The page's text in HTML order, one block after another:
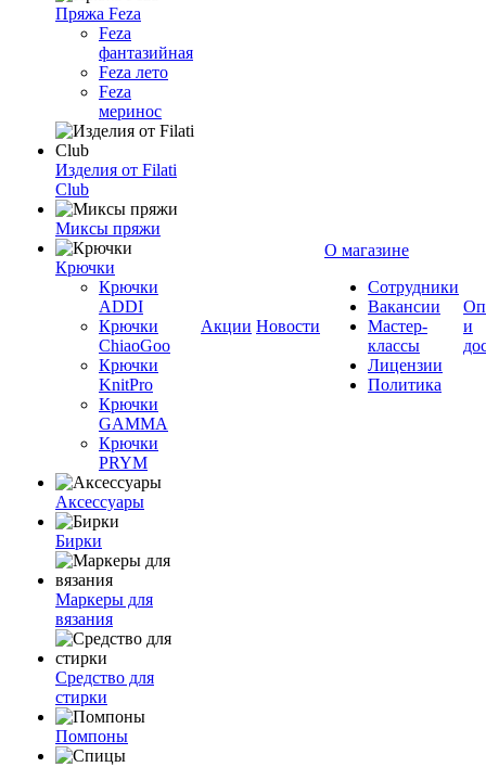
Пряжа Feza
Feza
фантазийная
Feza лето
Feza
меринос
Изделия от Filati
Club
Миксы пряжи
Крючки
Крючки
ADDI
Крючки
ChiaoGoo
Крючки
KnitPro
Крючки
GAMMA
Крючки
PRYM
Аксессуары
Бирки
Маркеры для
вязания
Средство для
стирки
Помпоны
Акции Новости
О магазине
Сотрудники
Вакансии
Мастер-
классы
Лицензии
Политика
и